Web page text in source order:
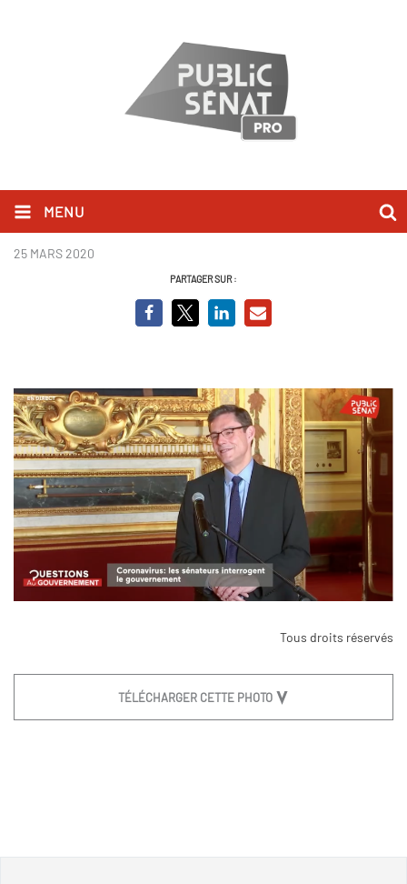
MENU
Philippe Dallier.png
25 MARS 2020
PARTAGER SUR :
Tous droits réservés
TÉLÉCHARGER CETTE PHOTO